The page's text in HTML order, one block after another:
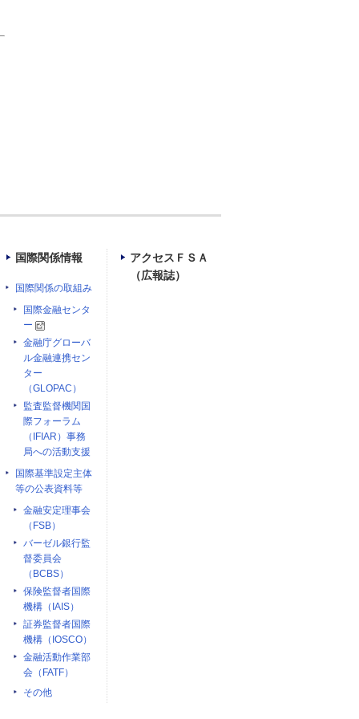
国際関係情報
国際関係の取組み
国際金融センタ
ー
金融庁グローバ
ル金融連携セン
ター
（GLOPAC）
監査監督機関国
際フォーラム
（IFIAR）事務
局への活動支援
国際基準設定主体
等の公表資料等
金融安定理事会
（FSB）
バーゼル銀行監
督委員会
（BCBS）
保険監督者国際
機構（IAIS）
証券監督者国際
機構（IOSCO）
金融活動作業部
会（FATF）
その他
アクセスＦＳＡ
（広報誌）